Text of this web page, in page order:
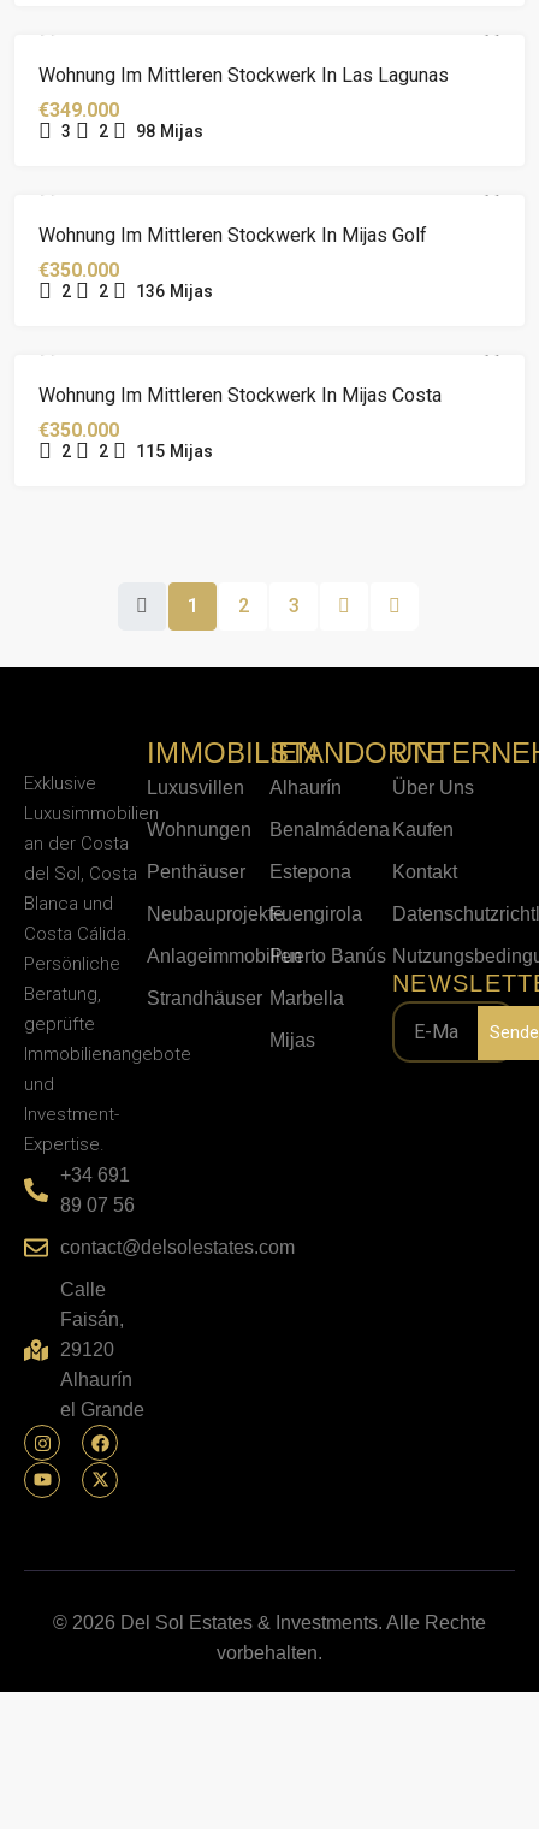
Wohnung Im Mittleren Stockwerk In Las Lagunas
€349.000
3 2 98 Mijas
Wohnung Im Mittleren Stockwerk In Mijas Golf
€350.000
2 2 136 Mijas
Wohnung Im Mittleren Stockwerk In Mijas Costa
€350.000
2 2 115 Mijas
1 2 3
Exklusive
Luxusimmobilien
an der Costa
del Sol, Costa
Blanca und
Costa Cálida.
Persönliche
Beratung,
geprüfte
Immobilienangebote
und
Investment-
Expertise.
+34 691
89 07 56
contact@delsolestates.com
Calle
Faisán,
29120
Alhaurín
el Grande
IMMOBILIEN
Luxusvillen
Wohnungen
Penthäuser
Neubauprojekte
Anlageimmobilien
Strandhäuser
STANDORTE
Alhaurín
Benalmádena
Estepona
Fuengirola
Puerto Banús
Marbella
Mijas
Über Uns
Kaufen
Kontakt
© 2026 Del Sol Estates & Investments. Alle Rechte
vorbehalten.